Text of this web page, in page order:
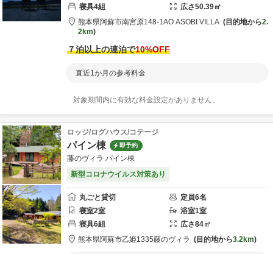
寝具4組 広さ50.39㎡
熊本県阿蘇市南宮原148-1AO ASOBI VILLA 目的地から2.
2km
７泊以上の連泊で10%OFF
直近1か月の参考料金
対象期間内に有効な料金設定がありません。
ロッジ/ログハウス/コテージ
パイン棟 即予約
藤のヴィラ パイン棟
新型コロナウイルス対策あり
丸ごと貸切 定員6名
寝室2室 浴室1室
寝具6組 広さ84㎡
熊本県阿蘇市乙姫1335藤のヴィラ 目的地から3.2km